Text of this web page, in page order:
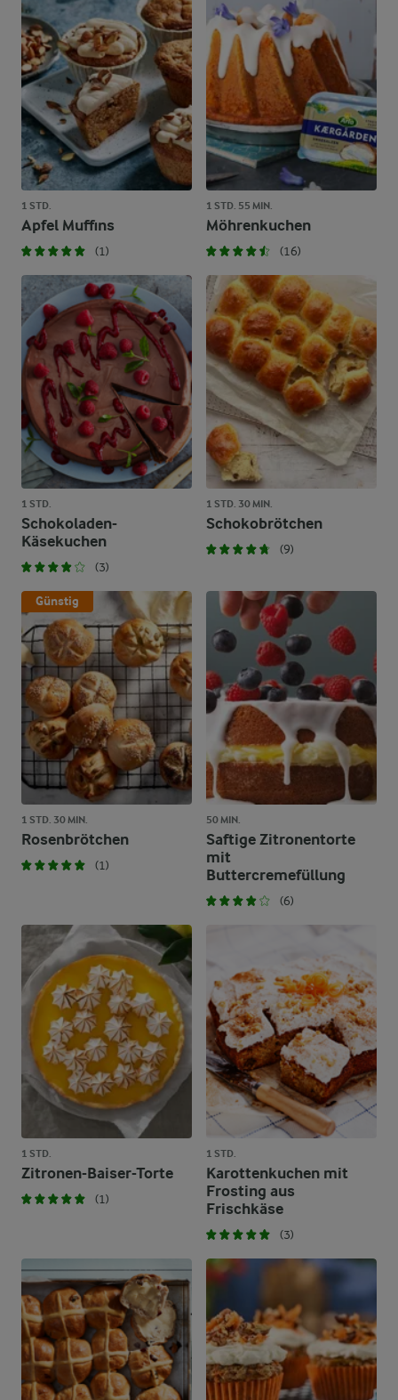
1 STD.
Apfel Muffins
(1)
1 STD. 55 MIN.
Möhrenkuchen
(16)
1 STD.
Schokoladen-
Käsekuchen
(3)
1 STD. 30 MIN.
Schokobrötchen
(9)
Günstig
1 STD. 30 MIN.
Rosenbrötchen
(1)
50 MIN.
Saftige Zitronentorte
mit
Buttercremefüllung
(6)
1 STD.
Zitronen-Baiser-Torte
(1)
1 STD.
Karottenkuchen mit
Frosting aus
Frischkäse
(3)